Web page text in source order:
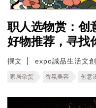
职人选物赏：创
好物推荐，寻找
撰文 expo誠品生活文
家居杂货 香氛美容 创意